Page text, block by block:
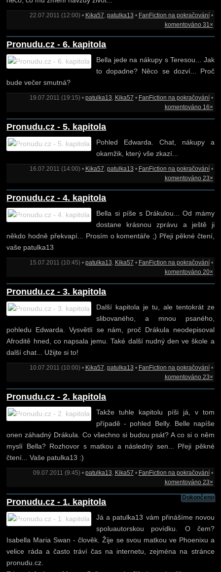
22.07.2011 (12:00) • Kika57, patulka13 • FanFiction na pokračování•
komentováno 31×
Pronudu.cz - 6. kapitola
Bella jede na nákupy s Teresou... Jak
to dopadne? Něco se dozví... Proč
bude večer smutná?
19.07.2011 (19:15) • patulka13, Kika57 • FanFiction na pokračování•
komentováno 16×
Pronudu.cz - 5. kapitola
Pohled Edwarda. Chat, nákupy a
okamžik, který vše zkazí...
16.07.2011 (14:00) • Kika57, patulka13 • FanFiction na pokračování•
komentováno 23×
Pronudu.cz - 4. kapitola
Bella si píše s Drákulou... Od mámy
dostane krásnou zprávu a ještě ji
někdo hodně překvapí... Prosím o komentáře ;) Přeji pěkné čtení,
vaše patulka13
15.07.2011 (10:45) • patulka13, Kika57 • FanFiction na pokračování•
komentováno 20×
Pronudu.cz - 3. kapitola
Další kapitola je tu, ale tentokrát ze
slibovaného, a mnou psaného,
pohledu Edwarda. Vysvětlí se nám, proč Drákula neodepisoval
Afroditě hned, co napsala jemu. Také další nudný den ve škole a
další chat... Užijte si to!
10.07.2011 (10:00) • Kika57, patulka13 • FanFiction na pokračování•
komentováno 23×
Pronudu.cz - 2. kapitola
Takže tuhle kapitolu píši já, v tom
případě - pohled Belly. Belle napíše
onen záhadný Drákula. Co všechno si budou psát? A co si o něm
myslí Bella? Rozhovor s matkou a následný sen... Přeji pěkné
čtení... Vaše patulka13 :)
09.07.2011 (9:45) • patulka13, Kika57 • FanFiction na pokračování•
komentováno 23×
Dokončeno
Pronudu.cz - 1. kapitola
Já a patulka13 vám přinášíme novou
spoluautorskou povídku. O čem?
Isabella Maria Swan - člověk. Žije se svou matkou ve Phoenixu a
velice ráda a často tráví čas na internetu, zejména na stránce
pronudu.cz.